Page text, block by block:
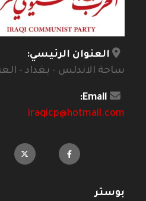
العنوان الرئيسي:
ساحة الاندلس - بغداد -
Email:
iraqicp@hotmail.com
بوستر